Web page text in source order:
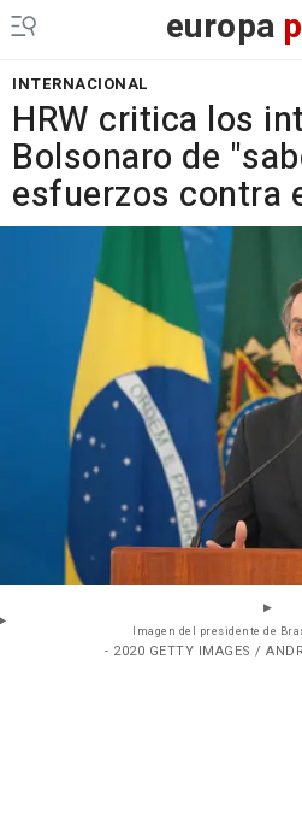
europa
INTERNACIONAL
HRW critica los
Bolsonaro de
esfuerzos contra
Imagen del presidente de
- 2020 GETTY IMAGES /